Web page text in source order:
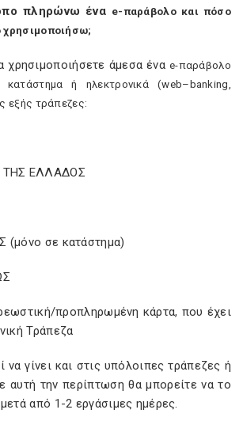
πληρώνω ένα e-παράβολο και πόσο
χρησιμοποιήσετε άμεσα ένα e-παράβολο
ή ηλεκτρονικά (web– banking,
εξής τράπεζες:
ΤΗΣ ΕΛΛΑΔΟΣ
σε κατάστημα)
προπληρωμένη κάρτα, που έχει
Τράπεζα
γίνει και στις υπόλοιπες τράπεζες ή
αυτή την περίπτωση θα μπορείτε να το
από 1-2 εργάσιμες ημέρες.